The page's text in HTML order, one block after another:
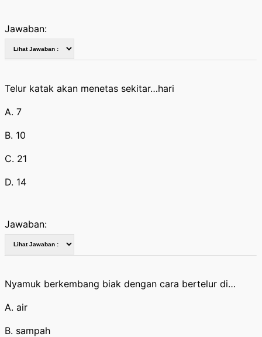
Jawaban:
Telur katak akan menetas sekitar…hari
A. 7
B. 10
C. 21
D. 14
Jawaban:
Nyamuk berkembang biak dengan cara bertelur di…
A. air
B. sampah